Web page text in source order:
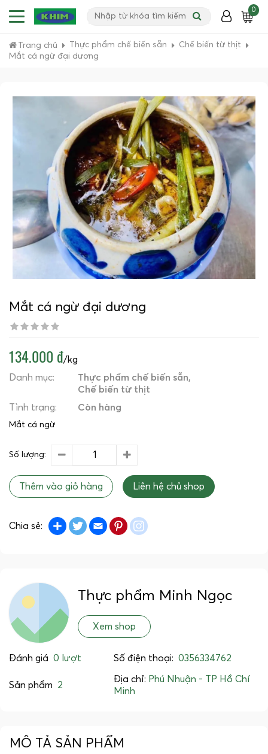
0
Trang chủ Thực phẩm chế biến sẵn
Chế biến từ thịt
Mắt cá ngừ đại dương
Mắt cá ngừ đại dương
134.000 đ/kg
Danh mục:
Thực phẩm chế biến sẵn
Chế biến từ thịt
Tình trạng:
Còn hàng
Mắt cá ngừ
Số lượng:
Thêm vào giỏ hàng Liên hệ chủ shop
Chia sẻ: Share TwitterEmail Pinterest
Thực phẩm Minh Ngọc
Xem shop
Đánh giá 0 lượt Số điện thoại: 0356334762
Sản phẩm 2
Địa chỉ: Phú Nhuận - TP Hồ Chí
Minh
MÔ TẢ SẢN PHẨM